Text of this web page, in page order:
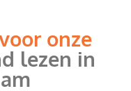
onze
lezen in